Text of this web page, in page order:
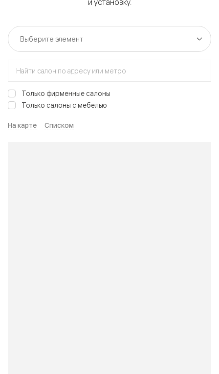
и установку.
Только фирменные салоны
Только салоны с мебелью
На карте Списком